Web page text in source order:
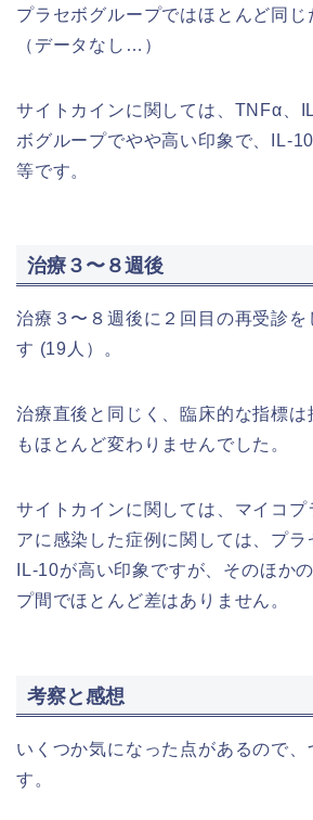
プラセボグループではほとんど同じ
（データなし…）
サイトカインに関しては、TNFα、
ボグループでやや高い印象で、IL-
等です。
治療３〜８週後
治療３〜８週後に２回目の再受診を
す (19人）。
治療直後と同じく、臨床的な指標は
もほとんど変わりませんでした。
サイトカインに関しては、マイコプ
アに感染した症例に関しては、プ
IL-10が高い印象ですが、そのほか
プ間でほとんど差はありません。
考察と感想
いくつか気になった点があるので、
す。